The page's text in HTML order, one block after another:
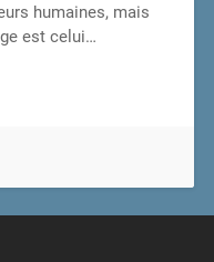
humaines, mais
est celui…